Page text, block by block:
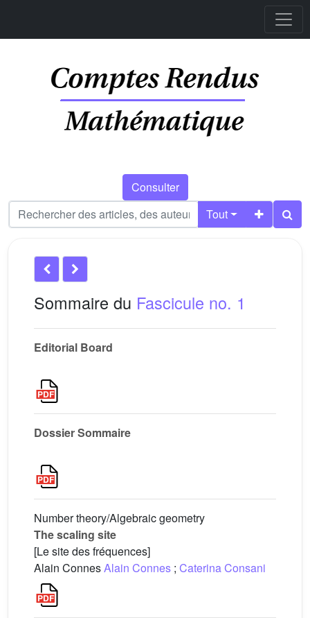
Consulter
Tout
Sommaire du Fascicule no. 1
Editorial Board
Dossier Sommaire
Number theory/Algebraic geometry
The scaling site
[Le site des fréquences]
Alain ConnesAlain Connes ; Caterina Consani